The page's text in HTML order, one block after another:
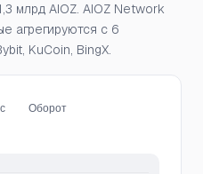
млрд AIOZ. AIOZ Network
агрегируются с 6
KuCoin, BingX.
Оборот